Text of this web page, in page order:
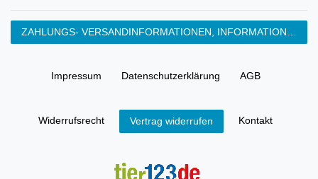
ZAHLUNGS- VERSANDINFORMATIONEN, INFORMATION ZUR BATTERIEENTSORGUNG und Barrierefreiheitserklärung
Impressum Daten­schutz­erklärung AGB
Widerrufs­recht Vertrag widerrufen Kontakt